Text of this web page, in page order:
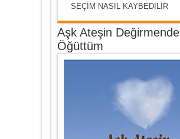
SEÇİM NASIL KAYBEDİLİR
Aşk Ateşin Değirmende
Öğüttüm